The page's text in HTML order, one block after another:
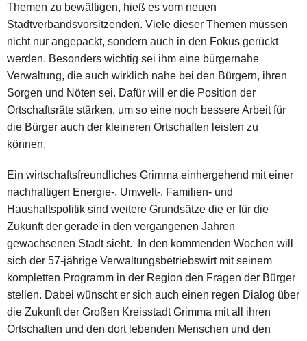
Themen zu bewältigen, hieß es vom neuen
Stadtverbandsvorsitzenden. Viele dieser Themen müssen
nicht nur angepackt, sondern auch in den Fokus gerückt
werden. Besonders wichtig sei ihm eine bürgernahe
Verwaltung, die auch wirklich nahe bei den Bürgern, ihren
Sorgen und Nöten sei. Dafür will er die Position der
Ortschaftsräte stärken, um so eine noch bessere Arbeit für
die Bürger auch der kleineren Ortschaften leisten zu
können.
Ein wirtschaftsfreundliches Grimma einhergehend mit einer
nachhaltigen Energie-, Umwelt-, Familien- und
Haushaltspolitik sind weitere Grundsätze die er für die
Zukunft der gerade in den vergangenen Jahren
gewachsenen Stadt sieht. In den kommenden Wochen will
sich der 57-jährige Verwaltungsbetriebswirt mit seinem
kompletten Programm in der Region den Fragen der Bürger
stellen. Dabei wünscht er sich auch einen regen Dialog über
die Zukunft der Großen Kreisstadt Grimma mit all ihren
Ortschaften und den dort lebenden Menschen und den